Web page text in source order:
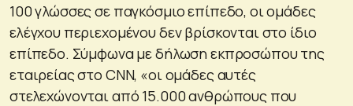
100 γλώσσες σε παγκόσμιο επίπεδο, οι ομάδες
ελέγχου περιεχομένου δεν βρίσκονται στο ίδιο
επίπεδο. Σύμφωνα με δήλωση εκπροσώπου της
εταιρείας στο CNN, «οι ομάδες αυτές
στελεχώνονται από 15.000 ανθρώπους που